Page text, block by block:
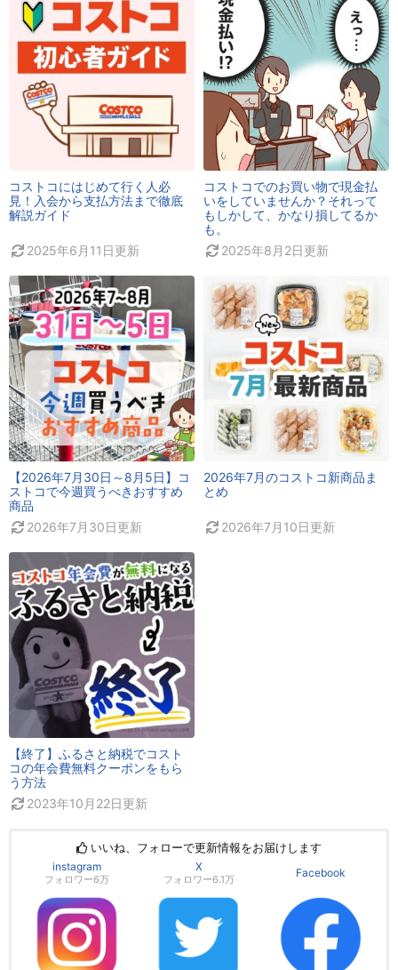
コストコにはじめて行く人必
見！入会から支払方法まで徹底
解説ガイド
2025年6月11日更新
コストコでのお買い物で現金払
いをしていませんか？それって
もしかして、かなり損してるか
も。
2025年8月2日更新
【2026年7月30日～8月5日】コ
ストコで今週買うべきおすすめ
商品
2026年7月30日更新
2026年7月のコストコ新商品ま
とめ
2026年7月10日更新
【終了】ふるさと納税でコスト
コの年会費無料クーポンをもら
う方法
2023年10月22日更新
いいね、フォローで更新情報をお届けします
instagram
フォロワー6万
X
フォロワー6.1万
Facebook